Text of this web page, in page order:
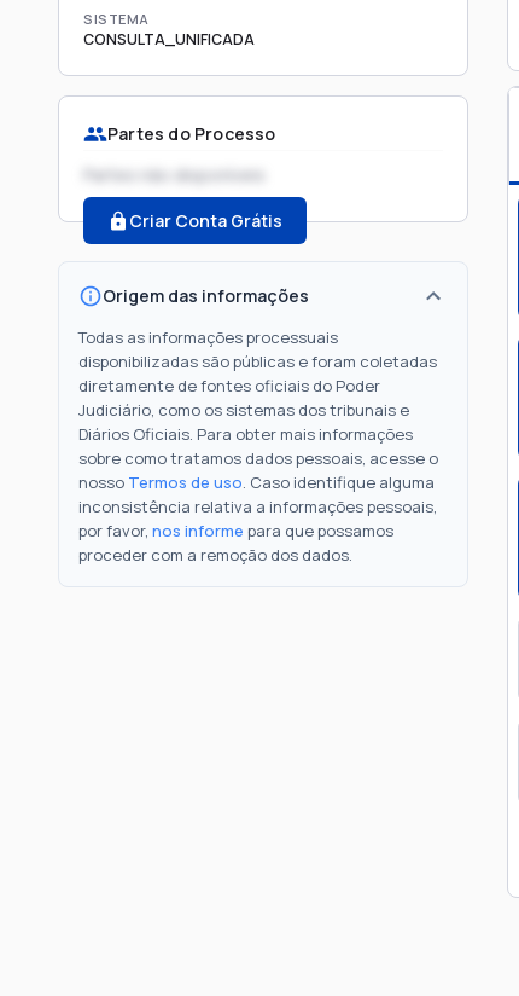
SISTEMA
CONSULTA_UNIFICADA
Partes do Processo
Partes não disponíveis
Criar Conta Grátis
Origem das informações
Todas as informações processuais
disponibilizadas são públicas e foram coletadas
diretamente de fontes oficiais do Poder
Judiciário, como os sistemas dos tribunais e
Diários Oficiais. Para obter mais informações
sobre como tratamos dados pessoais, acesse o
nosso Termos de uso. Caso identifique alguma
inconsistência relativa a informações pessoais,
por favor, nos informe para que possamos
proceder com a remoção dos dados.